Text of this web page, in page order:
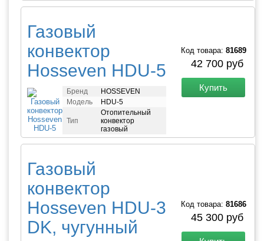
Газовый
конвектор
Hosseven HDU-5
Код товара: 81689
42 700 руб
Купить
Бренд
HOSSEVEN
Модель
HDU-5
Тип
Отопительный
конвектор
газовый
Газовый
конвектор
Hosseven HDU-3
DK, чугунный
Код товара: 81686
45 300 руб